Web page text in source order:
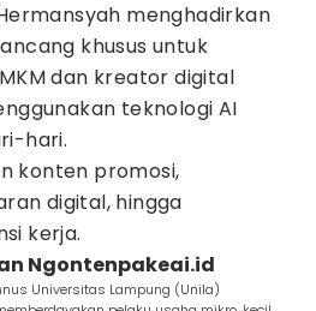
menghadirkan
khusus untuk
dan kreator digital
teknologi AI
hari.
konten promosi,
digital, hingga
kerja.
Ngontenpakeai.id
Universitas Lampung (Unila)